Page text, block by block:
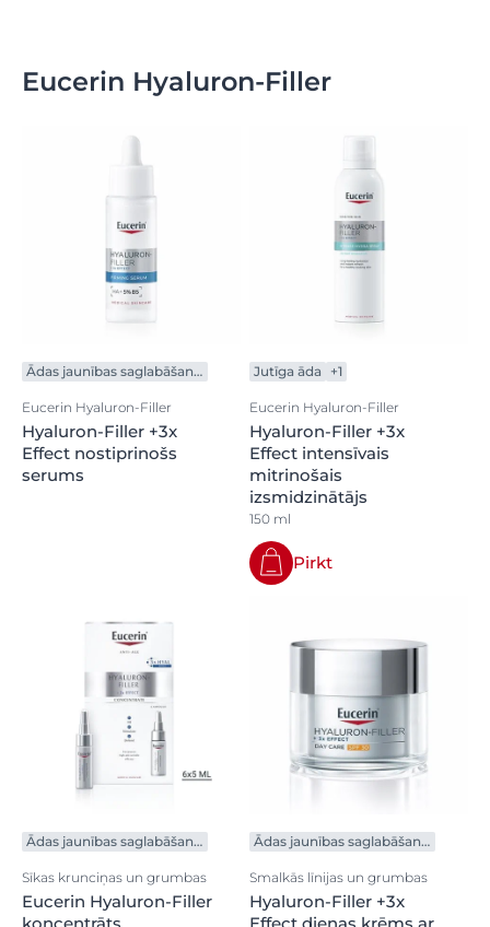
Eucerin Hyaluron-Filler
Ādas jaunības saglabāšanai
Eucerin Hyaluron-Filler
Hyaluron-Filler +3x
Effect nostiprinošs
serums
Jutīga āda +1
Eucerin Hyaluron-Filler
Hyaluron-Filler +3x
Effect intensīvais
mitrinošais
izsmidzinātājs
150 ml
Pirkt
Ādas jaunības saglabāšanai
Sīkas krunciņas un grumbas
Eucerin Hyaluron-Filler
Ādas jaunības saglabāšanai
Smalkās līnijas un grumbas
Hyaluron-Filler +3x